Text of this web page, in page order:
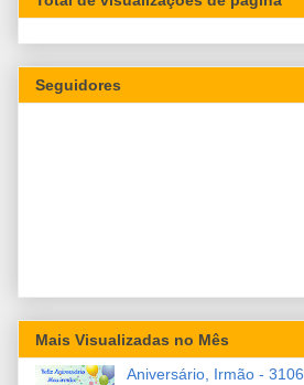
Seguidores
Mais Visualizadas no Mês
Aniversário, Irmão - 3106